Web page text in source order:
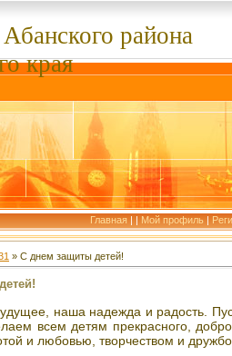
района
края
Главная | | Мой профиль |
» С днем защиты детей!
наша надежда и радость.
всем детям прекрасного,
и любовью, творчеством и